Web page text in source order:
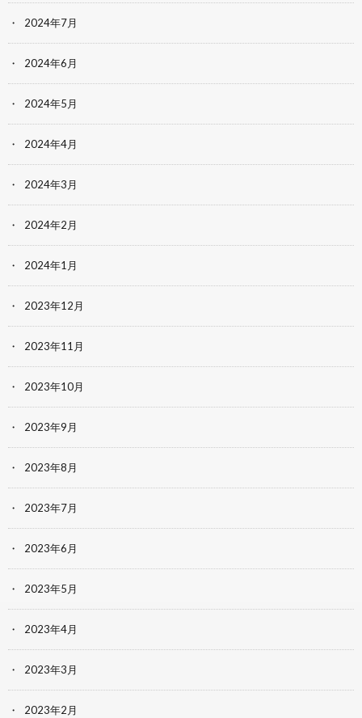
2024年7月
2024年6月
2024年5月
2024年4月
2024年3月
2024年2月
2024年1月
2023年12月
2023年11月
2023年10月
2023年9月
2023年8月
2023年7月
2023年6月
2023年5月
2023年4月
2023年3月
2023年2月